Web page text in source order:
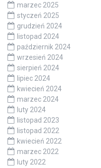
marzec 2025
styczeń 2025
grudzień 2024
listopad 2024
październik 2024
wrzesień 2024
sierpień 2024
lipiec 2024
kwiecień 2024
marzec 2024
luty 2024
listopad 2023
listopad 2022
kwiecień 2022
marzec 2022
luty 2022